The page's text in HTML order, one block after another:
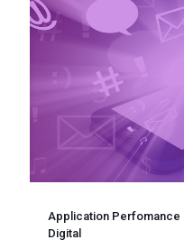
Application Perfomance
Digital